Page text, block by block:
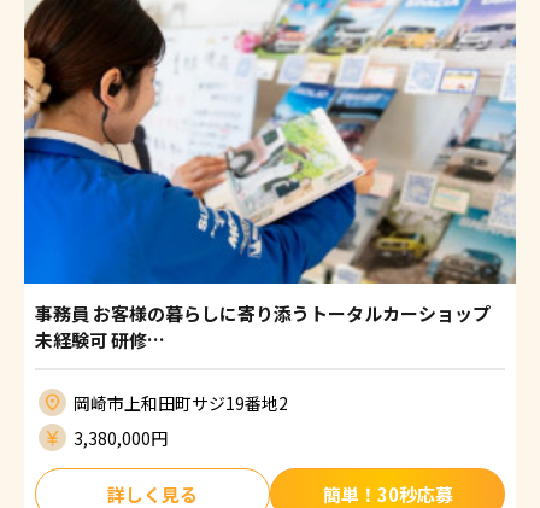
事務員 お客様の暮らしに寄り添うトータルカーショップ
未経験可 研修…
岡崎市上和田町サジ19番地2
3,380,000円
詳しく見る 簡単！30秒応募